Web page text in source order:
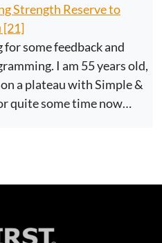
Strength Reserve to
[21]
for some feedback and
I am 55 years old,
a plateau with Simple &
quite some time now…